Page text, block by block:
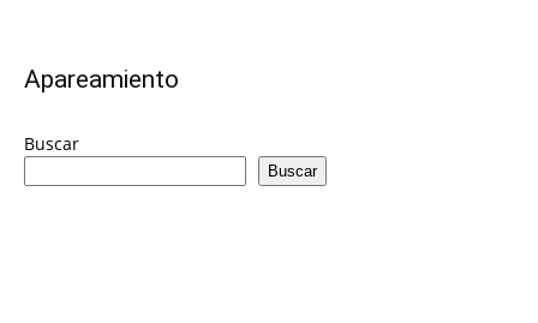
Razas
Apareamiento
Buscar
Buscar